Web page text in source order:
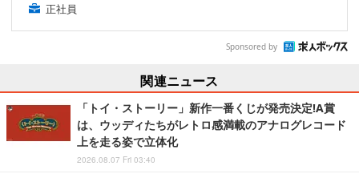
正社員
Sponsored by
関連ニュース
「トイ・ストーリー」新作一番くじが発売決定!A賞
は、ウッディたちがレトロ感満載のアナログレコード
上を走る姿で立体化
2026.08.07 Fri 03:40